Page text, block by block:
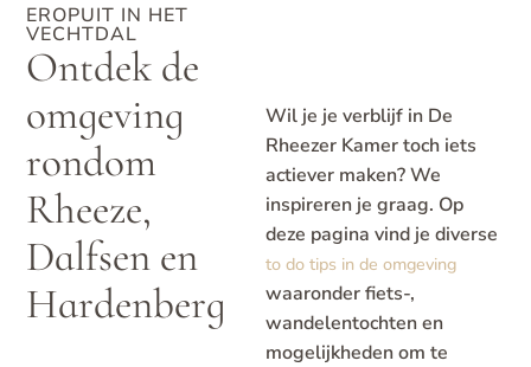
EROPUIT IN HET
VECHTDAL
Ontdek de
omgeving
rondom
Rheeze,
Dalfsen en
Hardenberg
Wil je je verblijf in De
Rheezer Kamer toch iets
actiever maken? We
inspireren je graag. Op
deze pagina vind je diverse
to do tips in de omgeving
waaronder fiets-,
wandelentochten en
mogelijkheden om te